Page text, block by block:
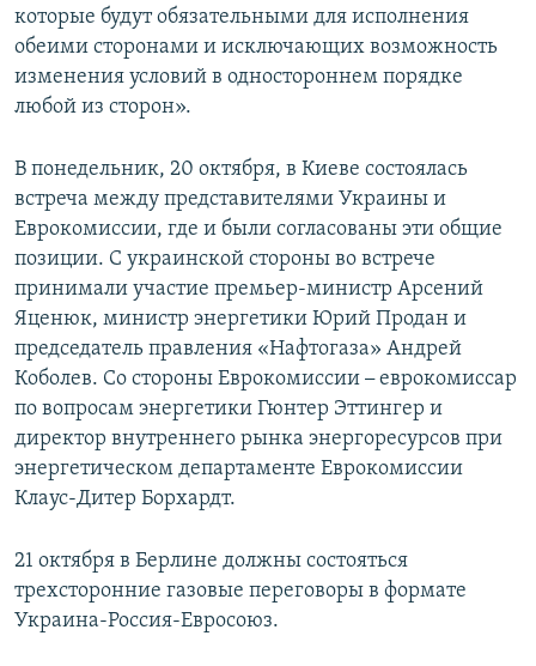
которые будут обязательными для исполнения
обеими сторонами и исключающих возможность
изменения условий в одностороннем порядке
любой из сторон».
В понедельник, 20 октября, в Киеве состоялась
встреча между представителями Украины и
Еврокомиссии, где и были согласованы эти общие
позиции. С украинской стороны во встрече
принимали участие премьер-министр Арсений
Яценюк, министр энергетики Юрий Продан и
председатель правления «Нафтогаза» Андрей
Коболев. Со стороны Еврокомиссии –еврокомиссар
по вопросам энергетики Гюнтер Эттингер и
директор внутреннего рынка энергоресурсов при
энергетическом департаменте Еврокомиссии
Клаус-Дитер Борхардт.
21 октября в Берлине должны состояться
трехсторонние газовые переговоры в формате
Украина-Россия-Евросоюз.